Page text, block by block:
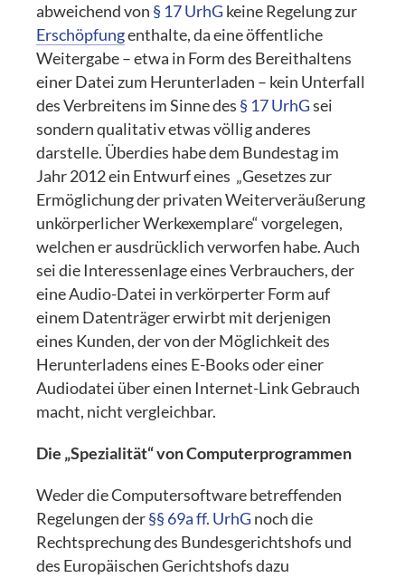
abweichend von § 17 UrhG keine Regelung zur
Erschöpfungenthalte, da eine öffentliche
Weitergabe – etwa in Form des Bereithaltens
einer Datei zum Herunterladen – kein Unterfall
des Verbreitens im Sinne des § 17 UrhGsei
sondern qualitativ etwas völlig anderes
darstelle. Überdies habe dem Bundestag im
Jahr 2012 ein Entwurf eines „Gesetzes zur
Ermöglichung der privaten Weiterveräußerung
unkörperlicher Werkexemplare“ vorgelegen,
welchen er ausdrücklich verworfen habe. Auch
sei die Interessenlage eines Verbrauchers, der
eine Audio-Datei in verkörperter Form auf
einem Datenträger erwirbt mit derjenigen
eines Kunden, der von der Möglichkeit des
Herunterladens eines E-Books oder einer
Audiodatei über einen Internet-Link Gebrauch
macht, nicht vergleichbar.
Die „Spezialität“ von Computerprogrammen
Weder die Computersoftware betreffenden
Regelungen der§§ 69a ff. UrhG noch die
Rechtsprechung des Bundesgerichtshofs und
des Europäischen Gerichtshofs dazu